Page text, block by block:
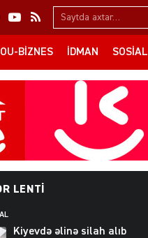
Search…
BIZNES İDMAN SOSIAL
LENTI
Kiyevdə əlinə silah alıb